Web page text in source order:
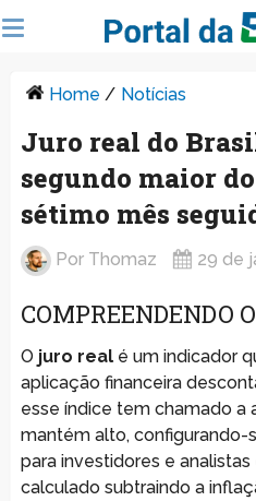
Home / Notícias
Juro real do
segundo maior
sétimo mês
Por Thomaz 29 de
COMPREENDENDO
O juro realé um indicador
aplicação financeira
esse índice tem chamado a
mantém alto,
para investidores e
calculado subtraindo a